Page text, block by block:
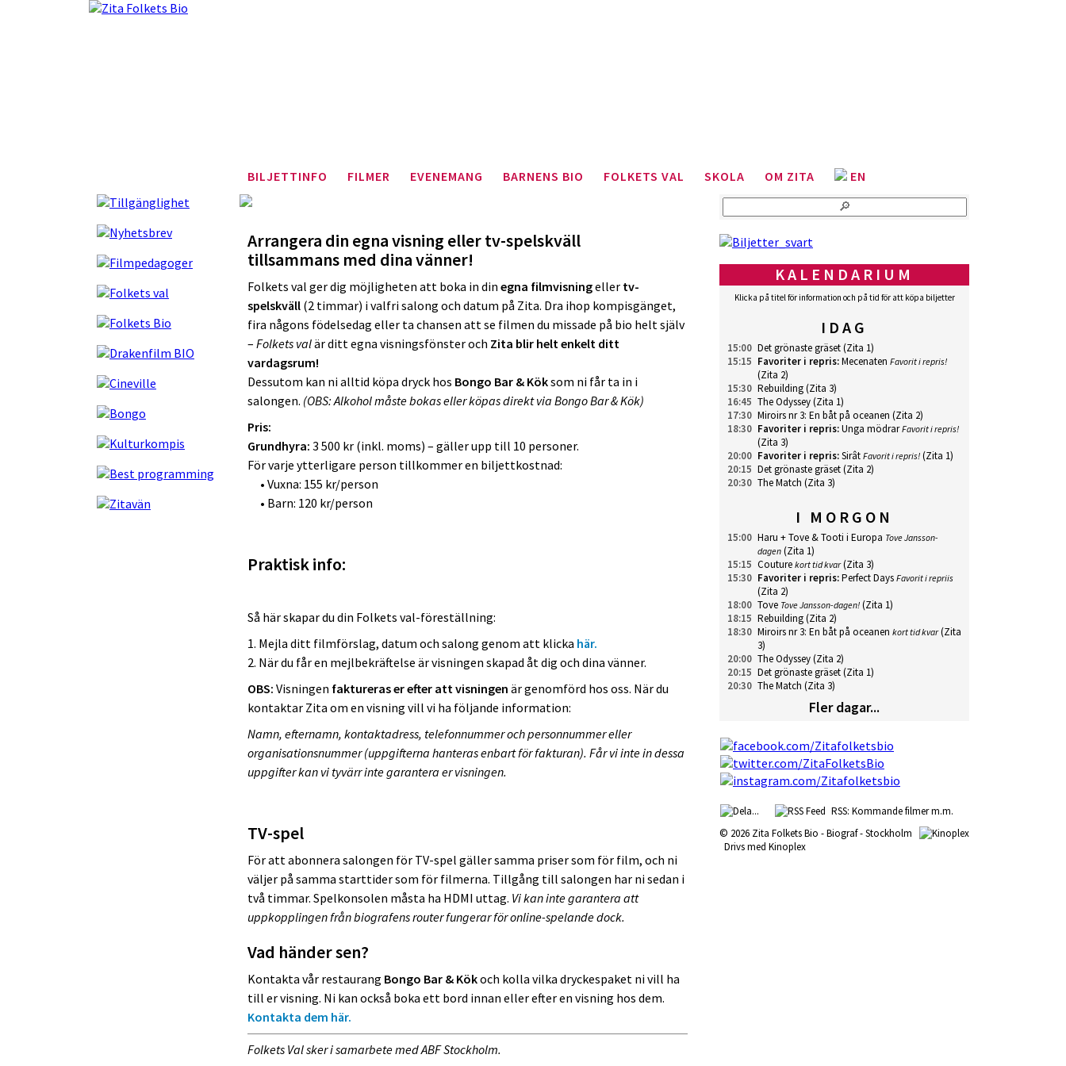
BILJETTINFO FILMER EVENEMANG BARNENS BIO FOLKETS VAL SKOLA OM ZITA EN
KALENDARIUM
Klicka på titel för information och på tid för att köpa biljetter
IDAG
15:00 Det grönaste gräset(Zita 1)
15:15 Favoriter i repris:Mecenaten Favorit i repris!
(Zita 2)
15:30 Rebuilding(Zita 3)
16:45 The Odyssey(Zita 1)
17:30 Miroirs nr 3: En båt på oceanen (Zita 2)
18:30 Favoriter i repris:Unga mödrar Favorit i repris!
(Zita 3)
20:00 Favoriter i repris:Sirât Favorit i repris! (Zita 1)
20:15 Det grönaste gräset(Zita 2)
20:30 The Match (Zita 3)
I MORGON
15:00 Haru + Tove & Tooti i Europa Tove Jansson-
dagen (Zita 1)
15:15 Couture kort tid kvar(Zita 3)
15:30 Favoriter i repris:Perfect Days Favorit i repriis
(Zita 2)
18:00 Tove Tove Jansson-dagen! (Zita 1)
18:15 Rebuilding(Zita 2)
18:30 Miroirs nr 3: En båt på oceanen kort tid kvar(Zita
3)
20:00 The Odyssey(Zita 2)
20:15 Det grönaste gräset(Zita 1)
20:30 The Match (Zita 3)
Fler dagar...
RSS: Kommande filmer m.m.
© 2026 Zita Folkets Bio - Biograf - Stockholm
Drivs med Kinoplex
Arrangera din egna visning eller tv-spelskväll
tillsammans med dina vänner!
Folkets val ger dig möjligheten att boka in din egna filmvisningeller tv-
spelskväll (2 timmar) i valfri salong och datum på Zita. Dra ihop kompisgänget,
fira någons födelsedag eller ta chansen att se filmen du missade på bio helt själv
– Folkets valär ditt egna visningsfönster och Zita blir helt enkelt ditt
vardagsrum!
Dessutom kan ni alltid köpa dryck hos Bongo Bar & Köksom ni får ta in i
salongen. (OBS: Alkohol måste bokas eller köpas direkt via Bongo Bar & Kök)
Pris:
Grundhyra: 3 500 kr (inkl. moms) – gäller upp till 10 personer.
För varje ytterligare person tillkommer en biljettkostnad:
• Vuxna: 155 kr/person
• Barn: 120 kr/person
Praktisk info:
Så här skapar du din Folkets val-föreställning:
1. Mejla ditt filmförslag, datum och salong genom att klicka här.
2. När du får en mejlbekräftelse är visningen skapad åt dig och dina vänner.
OBS: Visningen faktureras er efter att visningen är genomförd hos oss. När du
kontaktar Zita om en visning vill vi ha följande information:
Namn, efternamn, kontaktadress, telefonnummer och personnummer eller
organisationsnummer (uppgifterna hanteras enbart för fakturan). Får vi inte in dessa
uppgifter kan vi tyvärr inte garantera er visningen.
TV-spel
För att abonnera salongen för TV-spel gäller samma priser som för film, och ni
väljer på samma starttider som för filmerna. Tillgång till salongen har ni sedan i
två timmar. Spelkonsolen måsta ha HDMI uttag. Vi kan inte garantera att
uppkopplingen från biografens router fungerar för online-spelande dock.
Vad händer sen?
Kontakta vår restaurang Bongo Bar & Kökoch kolla vilka dryckespaket ni vill ha
till er visning. Ni kan också boka ett bord innan eller efter en visning hos dem.
Kontakta dem här.
Folkets Val sker i samarbete med ABF Stockholm.